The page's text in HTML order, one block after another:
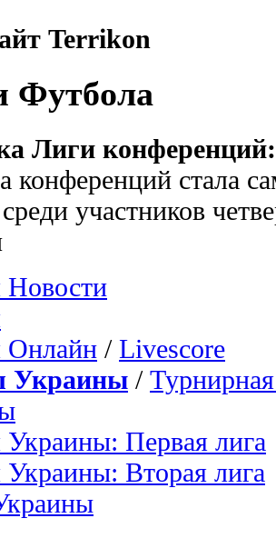
Terrikon
Футбола
Лиги
конференций стала
участников
Онлайн / Livescore
Украины /
Первая лига
Вторая лига